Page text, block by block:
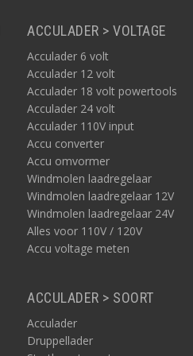
ACCULADER > VOLTAGE
Acculader 6 volt
Acculader 12 volt
Acculader 18 volt powertools
Acculader 24 volt
Acculader 110V input
Accu converter
Accu omvormer
Windmolen laadregelaar
Windmolen laadregelaar 12V
Windmolen laadregelaar 24V
Alles voor 110V / 120V
Accu voltage meten
ACCULADER > SOORT
Acculader
Druppellader